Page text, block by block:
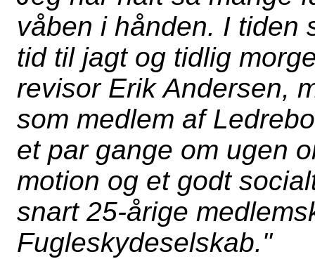
våben i hånden. I tiden
tid til jagt og tidlig
revisor Erik Andersen,
som medlem af
et par gange om ugen
motion og et godt
snart 25-årige
Fugleskydeselskab."